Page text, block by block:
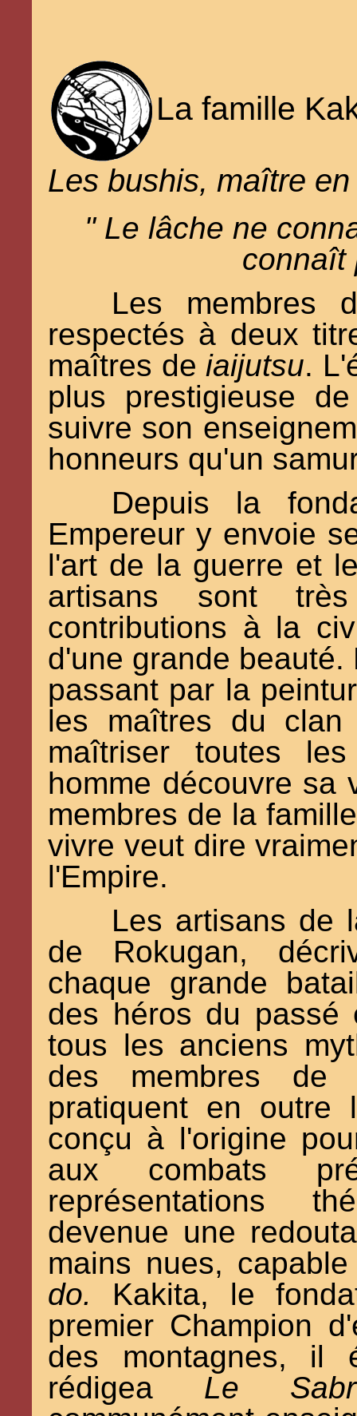
La famille
Les bushis, maître
" Le lâche ne
connaît
Les membres
respectés à deux
maîtres de iaijutsu.
plus prestigieuse
suivre son
honneurs qu'un
Depuis la
Empereur y envoie
l'art de la guerre et
artisans sont
contributions à la
d'une grande
passant par la
les maîtres du
maîtriser toutes
homme découvre sa
membres de la
vivre veut dire
l'Empire.
Les artisans de
de Rokugan,
chaque grande
des héros du passé
tous les anciens
des membres de
pratiquent en
conçu à l'origine
aux combats
représentations
devenue une
mains nues,
do.
Kakita, le
premier Champion
des montagnes, il
rédigea Le